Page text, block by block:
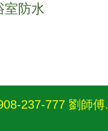
室防水
237-777 劉師傅.